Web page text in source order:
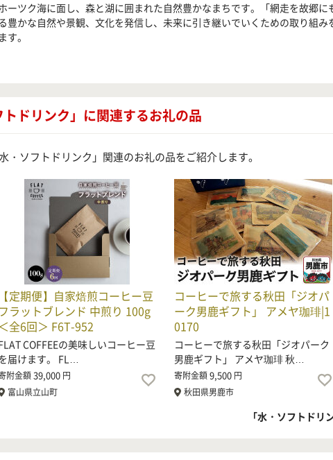
ーツク海に面し、森と湖に囲まれた自然豊かなまちです。「網走を故郷
豊かな自然や景観、文化を発信し、未来に引き継いでいくための取り組
す。
ドリンク」に関連するお礼の品
ソフトドリンク」関連のお礼の品をご紹介します。
【定期便】自家焙煎コーヒー豆
フラットブレンド 中煎り 100g
＜全6回＞ F6T-952
COFFEEの美味しいコーヒー豆
届けます。 FL…
附金額39,000 円
富山県立山町
コーヒーで旅する秋田「ジオパ
ーク男鹿ギフト」 アメヤ珈琲|1
0170
コーヒーで旅する秋田「ジオパーク
男鹿ギフト」 アメヤ珈琲 秋…
寄附金額9,500 円
秋田県男鹿市
「水・ソフトド